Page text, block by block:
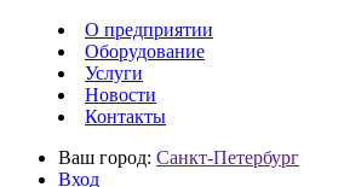
О предприятии
Оборудование
Услуги
Новости
Контакты
Ваш город: Санкт-Петербург
Вход